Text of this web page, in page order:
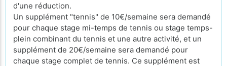
d'une réduction.
Un supplément "tennis" de 10€/semaine sera demandé
pour chaque stage mi-temps de tennis ou stage temps-
plein combinant du tennis et une autre activité, et un
supplément de 20€/semaine sera demandé pour
chaque stage complet de tennis. Ce supplément est